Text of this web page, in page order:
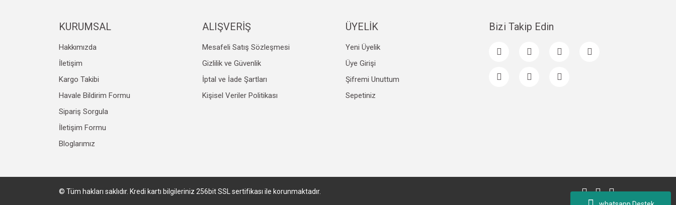
Gönder
KURUMSAL
Hakkımızda
İletişim
Kargo Takibi
Havale Bildirim Formu
Sipariş Sorgula
İletişim Formu
Bloglarımız
ALIŞVERİŞ
Mesafeli Satış Sözleşmesi
Gizlilik ve Güvenlik
İptal ve İade Şartları
Kişisel Veriler Politikası
ÜYELİK
Yeni Üyelik
Üye Girişi
Şifremi Unuttum
Sepetiniz
Bizi Takip Edin
© Tüm hakları saklıdır. Kredi kartı bilgileriniz 256bit SSL sertifikası ile korunmaktadır.